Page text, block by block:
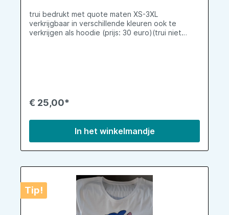
trui bedrukt met quote maten XS-3XL
verkrijgbaar in verschillende kleuren ook te
verkrijgen als hoodie (prijs: 30 euro)(trui niet
€ 25,00*
In het winkelmandje
Tip!